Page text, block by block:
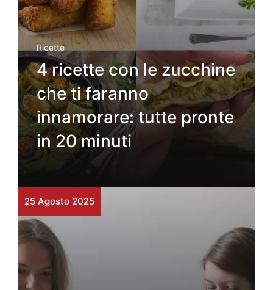
Ricette
4 ricette con le zucchine
che ti faranno
innamorare: tutte pronte
in 20 minuti
25 Agosto 2025